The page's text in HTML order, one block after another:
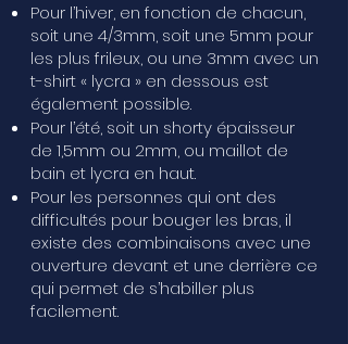
Pour l’hiver, en fonction de chacun,
soit une 4/3mm, soit une 5mm pour
les plus frileux, ou une 3mm avec un
t-shirt « lycra » en dessous est
également possible.
Pour l’été, soit un shorty épaisseur
de 1,5mm ou 2mm, ou maillot de
bain et lycra en haut.
Pour les personnes qui ont des
difficultés pour bouger les bras, il
existe des combinaisons avec une
ouverture devant et une derrière ce
qui permet de s’habiller plus
facilement.